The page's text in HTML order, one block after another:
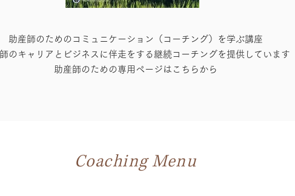
助産師のためのコミュニケーション（コーチング）を学ぶ講座
のキャリアとビジネスに伴走をする継続コーチングを提供しています
​助産師のための専用ページはこちらから
Coaching Menu